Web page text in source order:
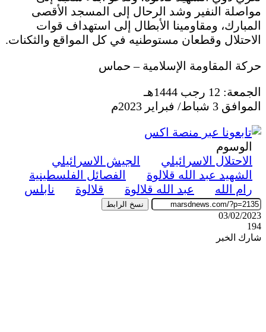
مواصلة النفير وشد الرحال إلى المسجد الأقصى
المبارك، ومقاومينا الأبطال إلى استهداف قوات
الاحتلال وقطعان مستوطنيه في كل المواقع والثكنات.
حركة المقاومة الإسلامية – حماس
الجمعة: 12 رجب 1444هـ
الموافق 3 شباط/ فبراير 2023م
الوسوم
الاحتلال الاسرائيلي
الجيش الاسرائيلي
الشهيد عبد الله قلالوة
الفصائل الفلسطينية
رام الله
عبد الله قلالوة قلالوة نابلس
نسخ الرابط
03/02/2023
194
شارك الخبر